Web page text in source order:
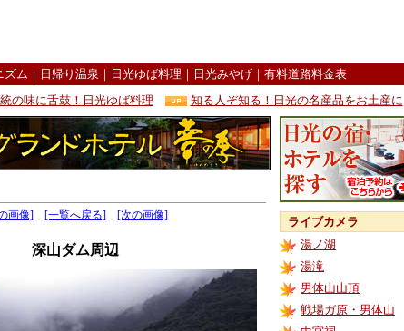
ズム ｜ 日帰り温泉 ｜ 日光ゆば料理 ｜ 日光みやげ ｜ 有料道路料金表
の味に舌鼓！日光ゆば料理
知る人ぞ知る！日光の名産品をお土産に
画像] [一覧へ戻る] [次の画像]
深山ダム周辺
ライブカメラ
湯ノ湖
湯滝
男体山山頂
戦場ガ原・男体山